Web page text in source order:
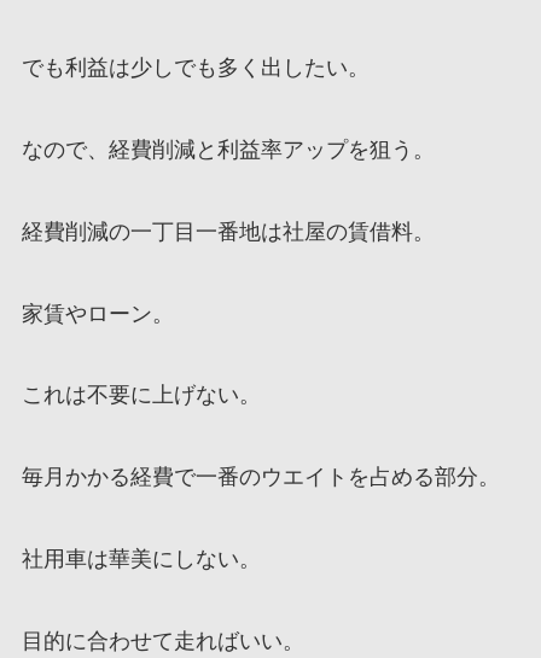
でも利益は少しでも多く出したい。
なので、経費削減と利益率アップを狙う。
経費削減の一丁目一番地は社屋の賃借料。
家賃やローン。
これは不要に上げない。
毎月かかる経費で一番のウエイトを占める部分。
社用車は華美にしない。
目的に合わせて走ればいい。